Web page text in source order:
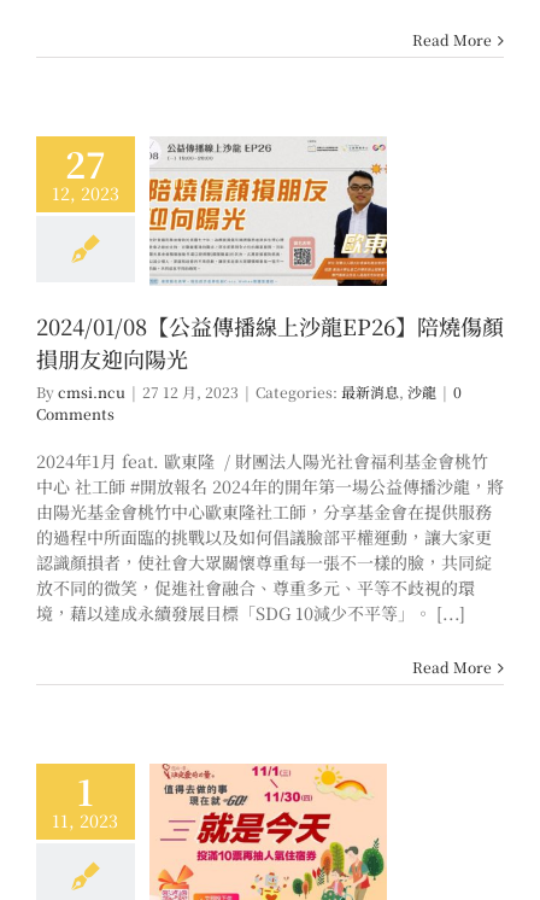
Read More
27
12, 2023
【公益傳播線
迎向陽光
2024/01/08【公益傳播線上沙龍EP26】陪燒傷顏
損朋友迎向陽光
Bycmsi.ncu | 27 12 月, 2023 | Categories: 最新消息, 沙龍 | 0
Comments
2024年1月 feat. 歐東隆 / 財團法人陽光社會福利基金會桃竹
中心 社工師 #開放報名 2024年的開年第一場公益傳播沙龍，將
由陽光基金會桃竹中心歐東隆社工師，分享基金會在提供服務
的過程中所面臨的挑戰以及如何倡議臉部平權運動，讓大家更
認識顏損者，使社會大眾關懷尊重每一張不一樣的臉，共同綻
放不同的微笑，促進社會融合、尊重多元、平等不歧視的環
境，藉以達成永續發展目標「SDG 10減少不平等」。 [...]
Read More
1
11, 2023
益慈善基金會｜